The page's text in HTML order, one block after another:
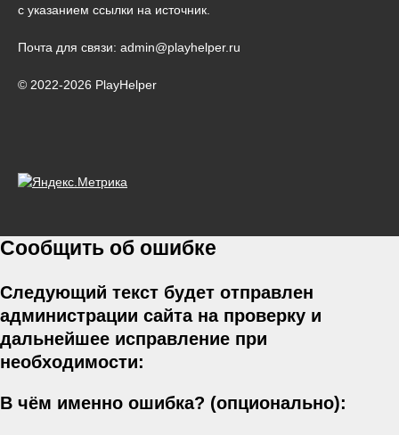
с указанием ссылки на источник.
Почта для связи: admin@playhelper.ru
© 2022-2026 PlayHelper
Сообщить об ошибке
Следующий текст будет отправлен
администрации сайта на проверку и
дальнейшее исправление при
необходимости:
В чём именно ошибка? (опционально):